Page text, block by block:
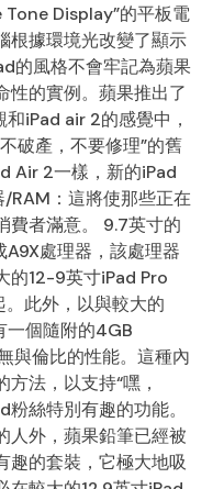
Display”的平板電
根據環境光改變了顯示
的風格不會牢記為蘋果
性的實例。蘋果推出了
iPad air 2的感覺中，
破產，不要修理”的舊
Air 2一樣，新的iPad
RAM：這將使那些正在
費者滿意。 9.7英寸的
處理器，該處理器
的12-9英寸iPad Pro
此外，以與較大的
一個隨附的4GB
與倫比的性能。這種內
法，以支持“嘿，
絲特別有趣的功能。
人外，蘋果鉛筆已經被
趣的套裝，它極大地吸